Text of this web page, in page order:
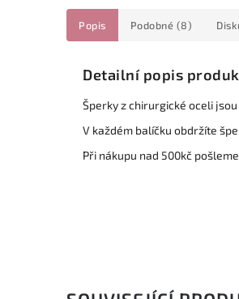
Popis Podobné (8)
Detailní popis
Šperky z chirurgické oceli
V každém balíčku obdržíte
Při nákupu nad 500kč